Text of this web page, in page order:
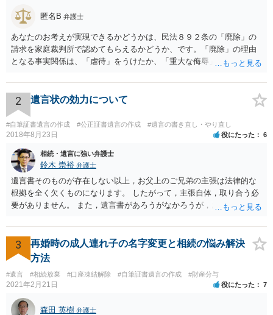
匿名B 弁護士
あなたのお考えが実現できるかどうかは、民法８９２条の「廃除」の
請求を家庭裁判所で認めてもらえるかどうか、です。「廃除」の理由
となる事実関係は、「虐待」をうけたか、「重大な侮辱」を受けた
「廃除」は遺言でも可能です（民法８９３条）。 弁護士に具体的な事
情を話して相談して、「廃除」が可能か、実際に法律相談を受けるこ
とをお勧めします。
2 遺言状の効力について
#自筆証書遺言の作成 #公正証書遺言の作成 #遺言の書き直し・やり直し
2018年8月23日 役にたった 6
相続・遺言に強い弁護士
鈴木 崇裕 弁護士
遺言書そのものが存在しない以上，お父上のご兄弟の主張は法律的な
根拠を全く欠くものになります。 したがって，主張自体，取り合う必
要がありません。 また，遺言書があろうがなかろうが，お父上のご兄
ご回答にもありますが， 代理人弁護士をたてて，その弁護士から相手
方に対して， ・相続に関する主張は法的根拠がなく，一切応じないこ
と ・今後一切の連絡をしてこないでほしいこと ・連絡を継続してくる
ようであれば警察への通報や法的措置も辞さないこと などを記載した
書面を発送してもらうことがよろしいように思います。
3
再婚時の成人連れ子の名字変更と相続の悩み解決
方法
#遺言 #相続放棄 #口座凍結解除 #自筆証書遺言の作成 #財産分与
2021年2月21日 役にたった 7
森田 英樹 弁護士